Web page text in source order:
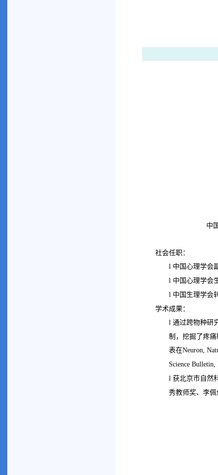
中
社会任职：
l 中国心理学会
l 中国心理学会
l 中国生理学会
学术成果：
l通过跨物种研
制，挖掘了疼
表在Neuron,
Science
l获北京市自然
秀教师奖、李